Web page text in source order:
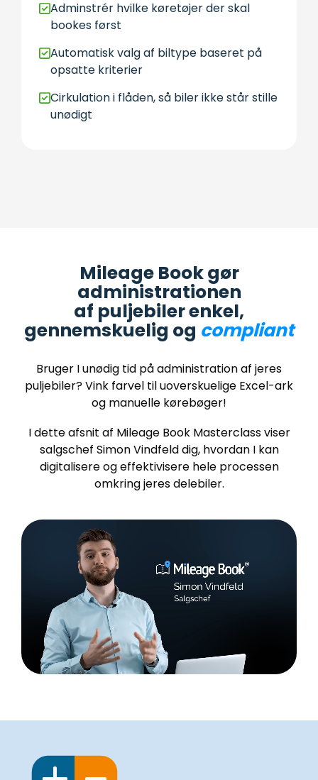
Adminstrér hvilke køretøjer der skal
bookes først
Automatisk valg af biltype baseret på
opsatte kriterier
Cirkulation i flåden, så biler ikke står stille
unødigt
Mileage Book gør
administrationen
af puljebiler enkel,
gennemskuelig og compliant
Bruger I unødig tid på administration af jeres
puljebiler? Vink farvel til uoverskuelige Excel-ark
og manuelle kørebøger!
I dette afsnit af Mileage Book Masterclass viser
salgschef Simon Vindfeld dig, hvordan I kan
digitalisere og effektivisere hele processen
omkring jeres delebiler.